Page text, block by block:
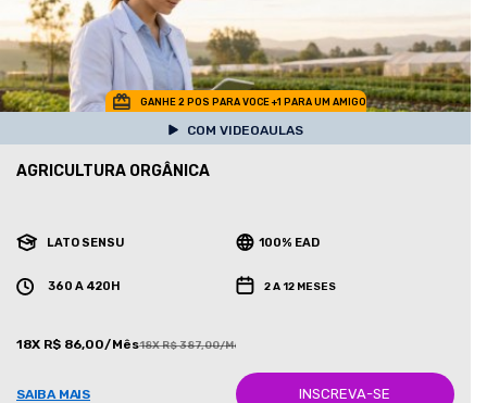
GANHE 2 POS PARA VOCE +1 PARA UM AMIGO
COM VIDEOAULAS
AGRICULTURA ORGÂNICA
LATO SENSU 100% EAD
360 A 420H 2 A 12 MESES
18X R$ 86,00/Mês18X R$ 387,00/Mês
SAIBA MAIS INSCREVA-SE